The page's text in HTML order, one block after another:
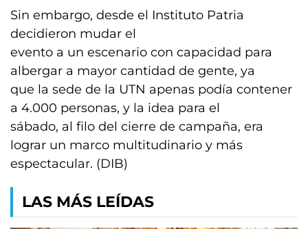
Sin embargo, desde el Instituto Patria
decidieron mudar el
evento a un escenario con capacidad para
albergar a mayor cantidad de gente, ya
que la sede de la UTN apenas podía contener
a 4.000 personas, y la idea para el
sábado, al filo del cierre de campaña, era
lograr un marco multitudinario y más
espectacular. (DIB)
LAS MÁS LEÍDAS